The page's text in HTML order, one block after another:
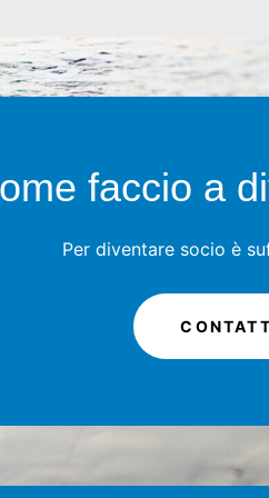
faccio a
Per diventare socio è